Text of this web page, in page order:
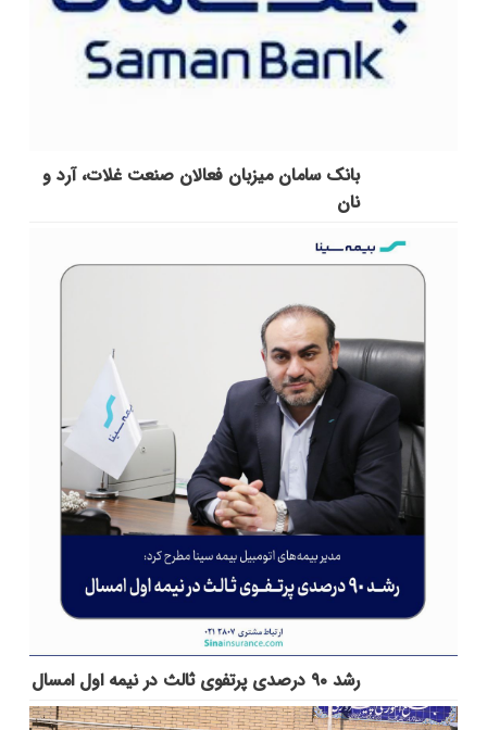
بانک سامان میزبان فعالان صنعت غلات، آرد و
نان
رشد ۹۰ درصدی پرتفوی ثالث در نیمه اول امسال